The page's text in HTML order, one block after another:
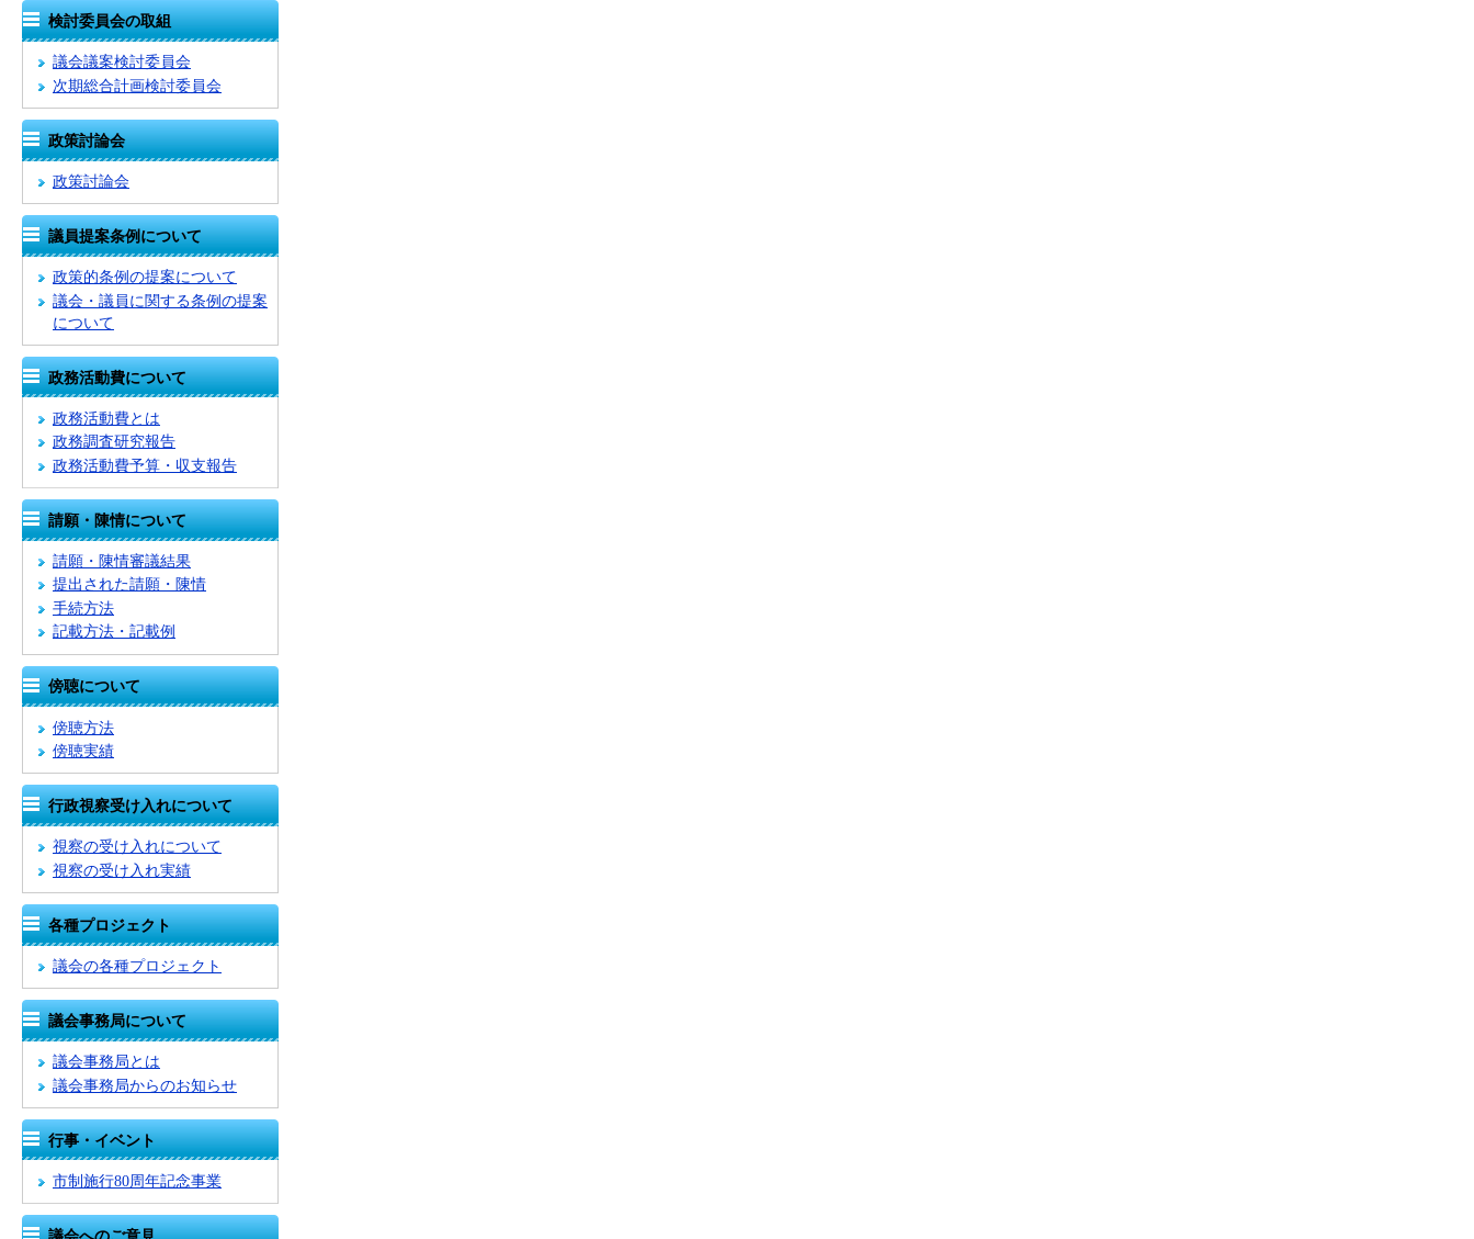
検討委員会の取組
議会議案検討委員会
次期総合計画検討委員会
政策討論会
政策討論会
議員提案条例について
政策的条例の提案について
議会・議員に関する条例の提案
について
政務活動費について
政務活動費とは
政務調査研究報告
政務活動費予算・収支報告
請願・陳情について
請願・陳情審議結果
提出された請願・陳情
手続方法
記載方法・記載例
傍聴について
傍聴方法
傍聴実績
行政視察受け入れについて
視察の受け入れについて
視察の受け入れ実績
各種プロジェクト
議会の各種プロジェクト
議会事務局について
議会事務局とは
議会事務局からのお知らせ
行事・イベント
市制施行80周年記念事業